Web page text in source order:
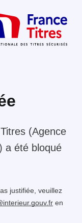
(Agence
a été bloqué
justifiée, veuillez
en